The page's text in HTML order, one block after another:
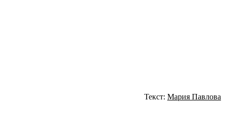
Текст: Мария Павлова